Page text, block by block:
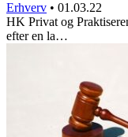
Erhverv • 01.03.22
HK Privat og
efter en la…